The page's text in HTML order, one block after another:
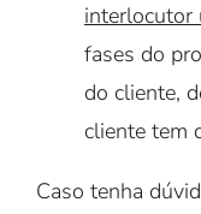
interlocutor
fases do
do cliente,
cliente tem
Caso tenha